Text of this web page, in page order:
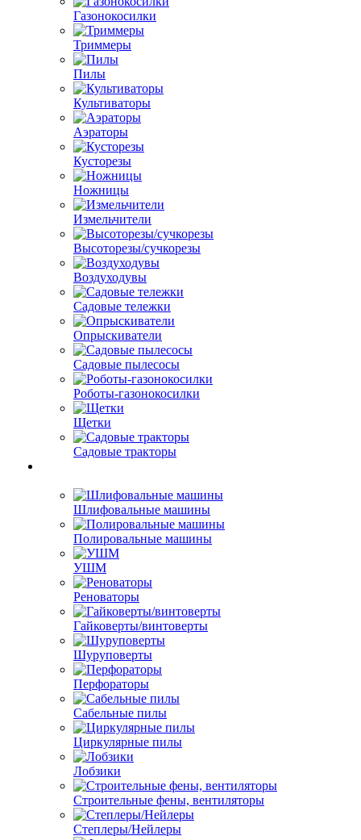
Газонокосилки
Триммеры
Пилы
Культиваторы
Аэраторы
Кусторезы
Ножницы
Измельчители
Высоторезы/сучкорезы
Воздуходувы
Садовые тележки
Опрыскиватели
Садовые пылесосы
Роботы-газонокосилки
Щетки
Садовые тракторы
Шлифовальные машины
Полировальные машины
УШМ
Реноваторы
Гайковерты/винтоверты
Шуруповерты
Перфораторы
Сабельные пилы
Циркулярные пилы
Лобзики
Строительные фены, вентиляторы
Степлеры/Нейлеры